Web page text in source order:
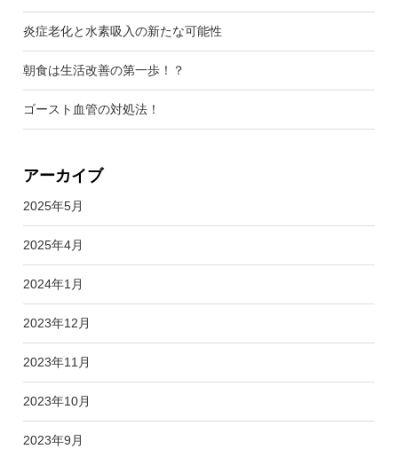
炎症老化と水素吸入の新たな可能性
朝食は生活改善の第一歩！？
ゴースト血管の対処法！
アーカイブ
2025年5月
2025年4月
2024年1月
2023年12月
2023年11月
2023年10月
2023年9月